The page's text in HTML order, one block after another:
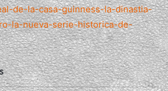
de-la-casa-guinness-la-dinastia-
la-nueva-serie-historica-de-